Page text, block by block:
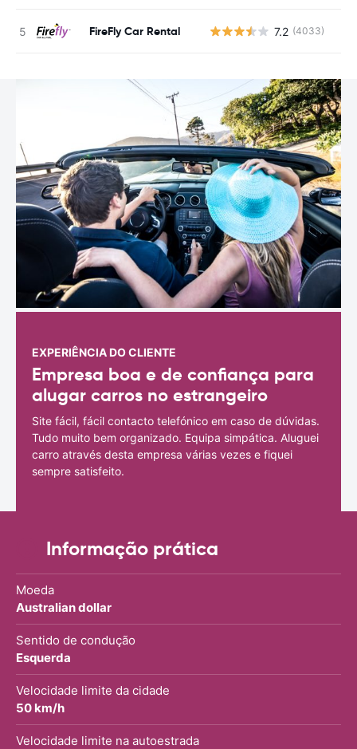
FireFly Car Rental 7.2 (4033)
EXPERIÊNCIA DO CLIENTE
Empresa boa e de confiança para
alugar carros no estrangeiro
Site fácil, fácil contacto telefónico em caso de dúvidas.
Tudo muito bem organizado. Equipa simpática. Aluguei
carro através desta empresa várias vezes e fiquei
sempre satisfeito.
Informação prática
Moeda
Australian dollar
Sentido de condução
Esquerda
Velocidade limite da cidade
50 km/h
Velocidade limite na autoestrada